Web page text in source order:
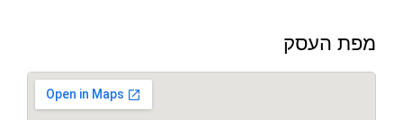
מפת העסק